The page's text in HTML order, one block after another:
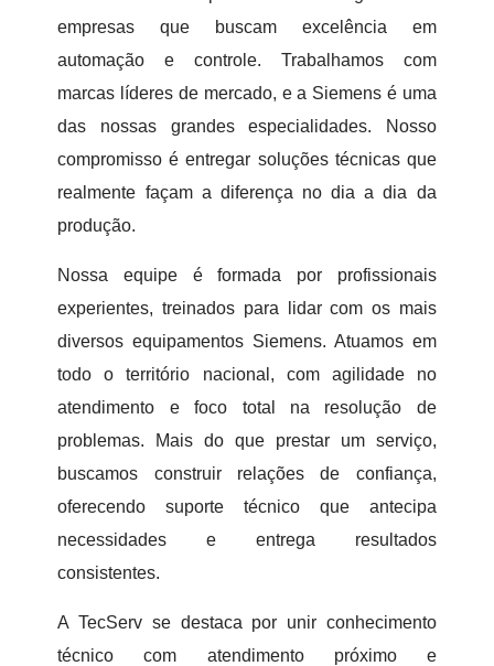
empresas que buscam excelência em
automação e controle. Trabalhamos com
marcas líderes de mercado, e a Siemens é uma
das nossas grandes especialidades. Nosso
compromisso é entregar soluções técnicas que
realmente façam a diferença no dia a dia da
produção.
Nossa equipe é formada por profissionais
experientes, treinados para lidar com os mais
diversos equipamentos Siemens. Atuamos em
todo o território nacional, com agilidade no
atendimento e foco total na resolução de
problemas. Mais do que prestar um serviço,
buscamos construir relações de confiança,
oferecendo suporte técnico que antecipa
necessidades e entrega resultados
consistentes.
A TecServ se destaca por unir conhecimento
técnico com atendimento próximo e